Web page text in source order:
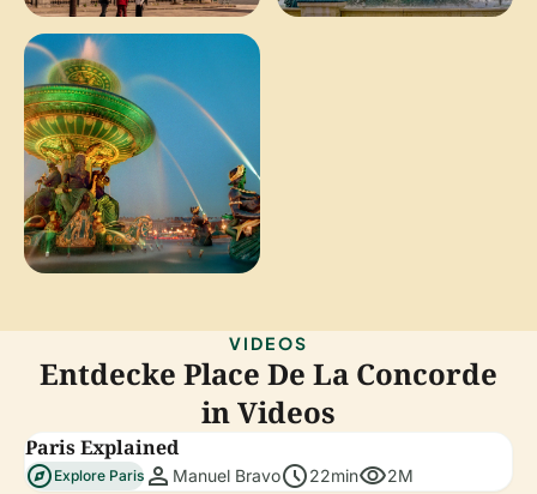
VIDEOS
Entdecke Place De La Concorde
in Videos
Paris Explained
explore Explore Paris person Manuel Bravoschedule22minvisibility2M